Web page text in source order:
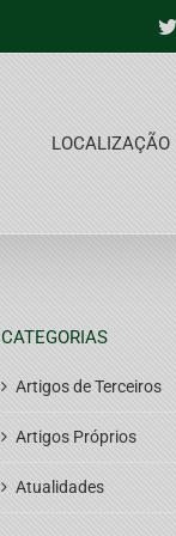
LOCALIZAÇÃO
CATEGORIAS
Artigos de Terceiros
Artigos Próprios
Atualidades